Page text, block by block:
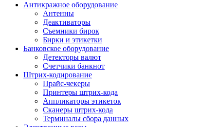
Антикражное оборудование
Антенны
Деактиваторы
Съемники бирок
Бирки и этикетки
Банковское оборудование
Детекторы валют
Счетчики банкнот
Штрих-кодирование
Прайс-чекеры
Принтеры штрих-кода
Аппликаторы этикеток
Сканеры штрих-кода
Терминалы сбора данных